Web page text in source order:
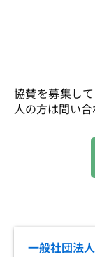
協賛を募集し
人の方は問い
一般社団法